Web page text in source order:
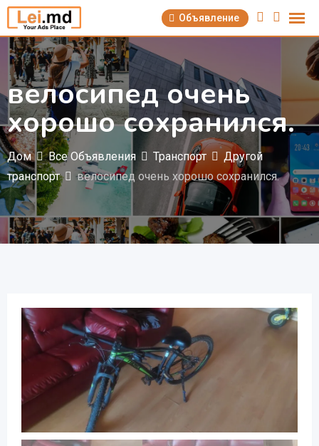
Перейти
содержимому
Объявление
велосипед очень
хорошо сохранился.
Дом Все Объявления Транспорт
Другой
транспорт
велосипед очень хорошо сохранился.